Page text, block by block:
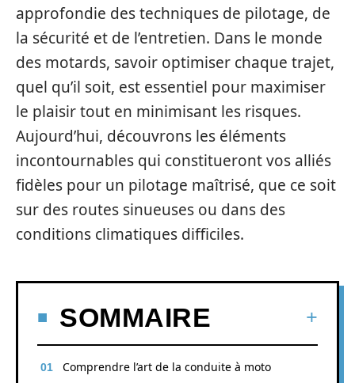
approfondie des techniques de pilotage, de
la sécurité et de l’entretien. Dans le monde
des motards, savoir optimiser chaque trajet,
quel qu’il soit, est essentiel pour maximiser
le plaisir tout en minimisant les risques.
Aujourd’hui, découvrons les éléments
incontournables qui constitueront vos alliés
fidèles pour un pilotage maîtrisé, que ce soit
sur des routes sinueuses ou dans des
conditions climatiques difficiles.
SOMMAIRE
Comprendre l’art de la conduite à moto